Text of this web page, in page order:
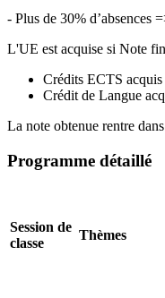
- Plus de 30% d’absences
L'UE est acquise si Note
Crédits ECTS
Crédit de Langue
La note obtenue rentre
Programme détaillé
Session de
classe
Thèmes